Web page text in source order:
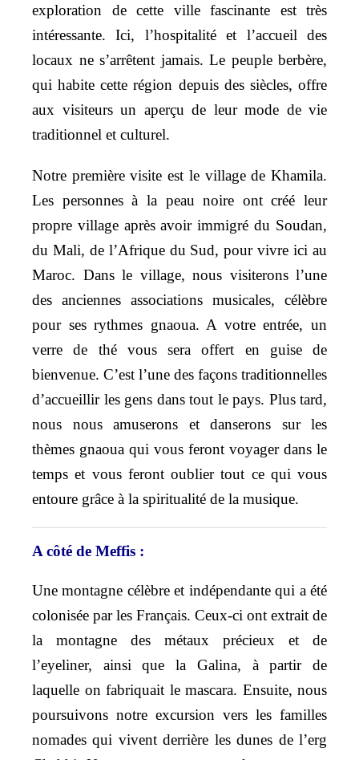
exploration de cette ville fascinante est très
intéressante. Ici, l’hospitalité et l’accueil des
locaux ne s’arrêtent jamais. Le peuple berbère,
qui habite cette région depuis des siècles, offre
aux visiteurs un aperçu de leur mode de vie
traditionnel et culturel.
Notre première visite est le village de Khamila.
Les personnes à la peau noire ont créé leur
propre village après avoir immigré du Soudan,
du Mali, de l’Afrique du Sud, pour vivre ici au
Maroc. Dans le village, nous visiterons l’une
des anciennes associations musicales, célèbre
pour ses rythmes gnaoua. A votre entrée, un
verre de thé vous sera offert en guise de
bienvenue. C’est l’une des façons traditionnelles
d’accueillir les gens dans tout le pays. Plus tard,
nous nous amuserons et danserons sur les
thèmes gnaoua qui vous feront voyager dans le
temps et vous feront oublier tout ce qui vous
entoure grâce à la spiritualité de la musique.
A côté de Meffis :
Une montagne célèbre et indépendante qui a été
colonisée par les Français. Ceux-ci ont extrait de
la montagne des métaux précieux et de
l’eyeliner, ainsi que la Galina, à partir de
laquelle on fabriquait le mascara. Ensuite, nous
poursuivons notre excursion vers les familles
nomades qui vivent derrière les dunes de l’erg